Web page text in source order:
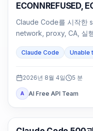
ECONNREFUSED,
Claude Code를 시작한
network, proxy, CA, 실
Claude Code Unable
2026년 8월 4일 5 분
A AI Free API Team
Claude Code